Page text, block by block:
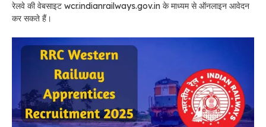
रेलवे की वेबसाइट wcr.indianrailways.gov.in के माध्यम से ऑनलाइन आवेदन
कर सकते हैं।